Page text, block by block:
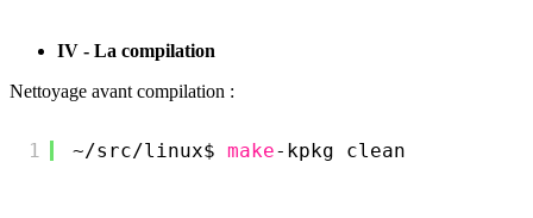
IV - La compilation
Nettoyage avant compilation :
1 ~/src/linux$ make-kpkg clean